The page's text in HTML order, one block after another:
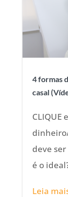
4 formas
casal
CLIQUE
deve
é o
Leia